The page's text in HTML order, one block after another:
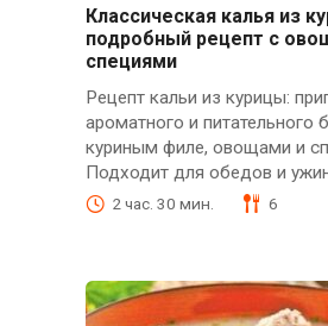
Классическая калья из
подробный рецепт с
специями
Рецепт кальи из курицы:
ароматного и питательного
куриным филе, овощами и
Подходит для обедов и
2 час. 30 мин. 6